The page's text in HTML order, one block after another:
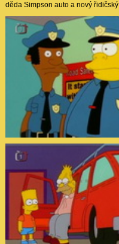
děda Simpson auto a nový